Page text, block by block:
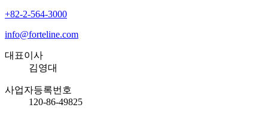
+82-2-564-3000
info@forteline.com
대표이사
김영대
사업자등록번호
120-86-49825